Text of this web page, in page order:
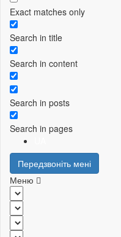
Exact matches only
Search in title
Search in content
Search in posts
Search in pages
Передзвоніть мені
Меню